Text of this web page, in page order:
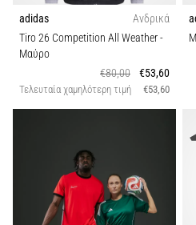
adidas
Ανδρικά
Tiro 26 Competition All Weather-
Μαύρο
€80,00
€53,60
Τελευταία χαμηλότερη τιμή €53,60